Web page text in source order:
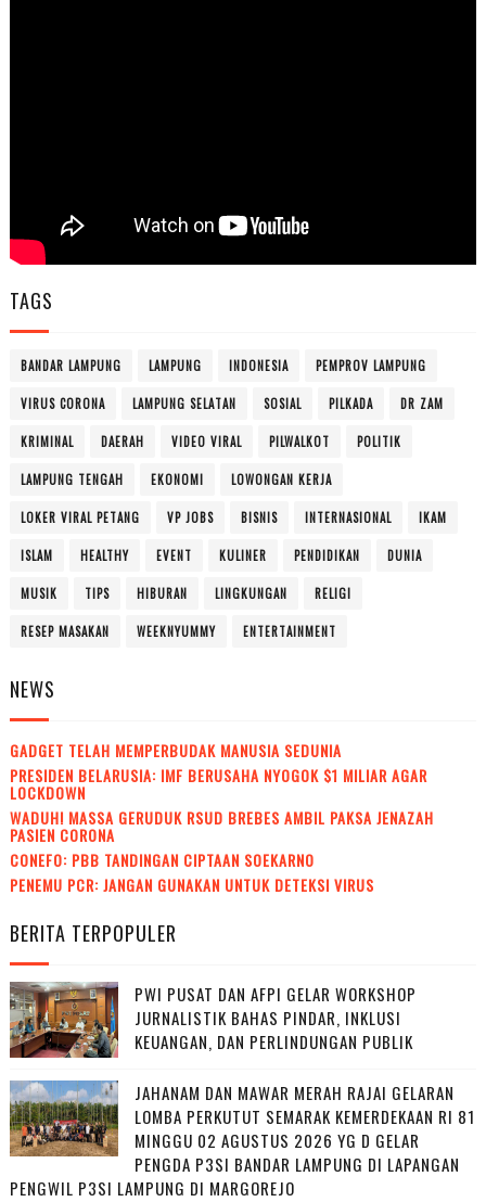
TAGS
BANDAR LAMPUNG LAMPUNG INDONESIA PEMPROV LAMPUNG
VIRUS CORONA LAMPUNG SELATAN SOSIAL PILKADA DR ZAM
KRIMINAL DAERAH VIDEO VIRAL PILWALKOT POLITIK
LAMPUNG TENGAH EKONOMI LOWONGAN KERJA
LOKER VIRAL PETANG VP JOBS BISNIS INTERNASIONAL IKAM
ISLAM HEALTHY EVENT KULINER PENDIDIKAN DUNIA
MUSIK TIPS HIBURAN LINGKUNGAN RELIGI
RESEP MASAKAN WEEKNYUMMY ENTERTAINMENT
NEWS
GADGET TELAH MEMPERBUDAK MANUSIA SEDUNIA
PRESIDEN BELARUSIA: IMF BERUSAHA NYOGOK $1 MILIAR AGAR
LOCKDOWN
WADUH! MASSA GERUDUK RSUD BREBES AMBIL PAKSA JENAZAH
PASIEN CORONA
CONEFO: PBB TANDINGAN CIPTAAN SOEKARNO
PENEMU PCR: JANGAN GUNAKAN UNTUK DETEKSI VIRUS
BERITA TERPOPULER
PWI PUSAT DAN AFPI GELAR WORKSHOP
JURNALISTIK BAHAS PINDAR, INKLUSI
KEUANGAN, DAN PERLINDUNGAN PUBLIK
JAHANAM DAN MAWAR MERAH RAJAI GELARAN
LOMBA PERKUTUT SEMARAK KEMERDEKAAN RI 81
MINGGU 02 AGUSTUS 2026 YG D GELAR
PENGDA P3SI BANDAR LAMPUNG DI LAPANGAN
PENGWIL P3SI LAMPUNG DI MARGOREJO